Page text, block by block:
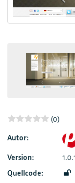
(0)
Autor:
Version:
Quellcode: